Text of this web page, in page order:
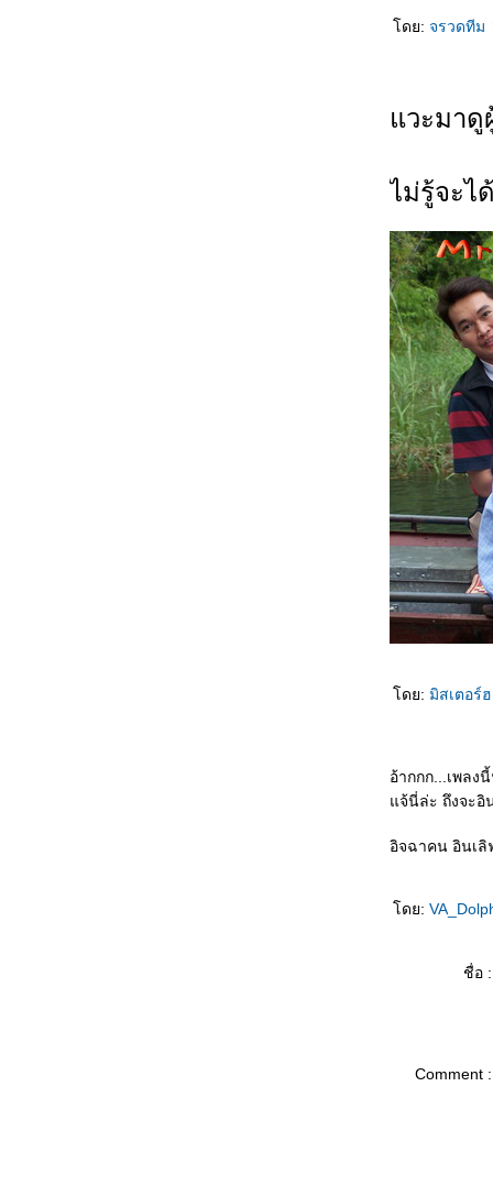
ดย: จรวดทีม
วะมาดู
ไม่รู้จะไ
ดย: มิสเตอร์ฮ
อ้ากกก...เพลง
จ้นี่ล่ะ ถึงจะอิ
อิจฉาคน อินเลิ
ดย:
ชื่อ :
Comment :